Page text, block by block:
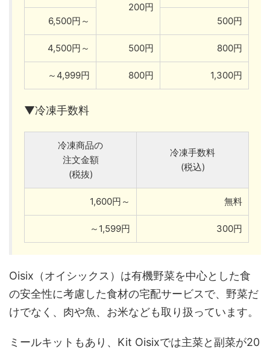
200円
6,500円～ 500円
4,500円～ 500円 800円
～4,999円 800円 1,300円
▼冷凍手数料
冷凍商品の
注文金額
(税抜)
冷凍手数料
(税込)
1,600円～ 無料
～1,599円 300円
Oisix（オイシックス）は有機野菜を中心とした食
の安全性に考慮した食材の宅配サービスで、野菜だ
けでなく、肉や魚、お米なども取り扱っています。
ミールキットもあり、Kit Oisixでは主菜と副菜が20